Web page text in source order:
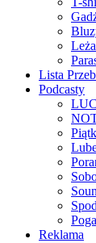
Lista
Podcasty
Reklama